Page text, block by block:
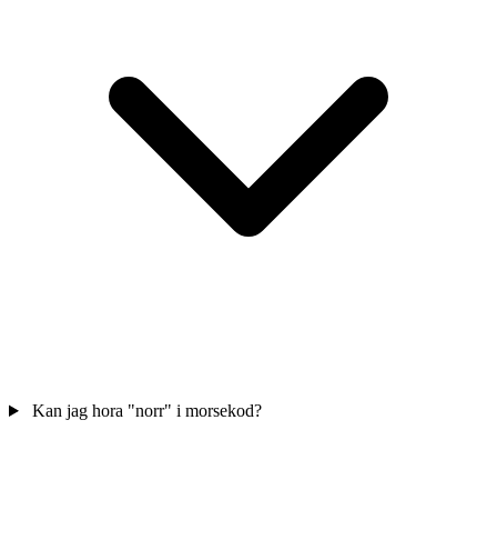
Kan jag hora "norr" i morsekod?